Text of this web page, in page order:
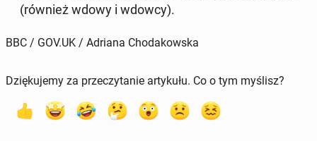
(również wdowy i wdowcy).
BBC / GOV.UK / Adriana Chodakowska
Dziękujemy za przeczytanie artykułu. Co o tym myślisz?